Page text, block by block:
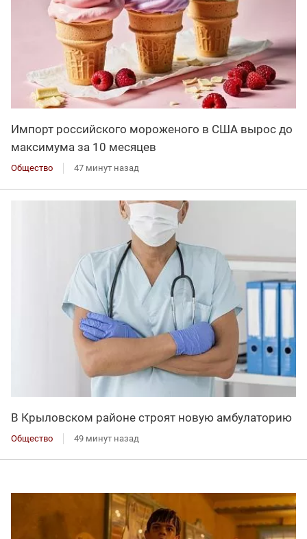
Импорт российского мороженого в США вырос до
максимума за 10 месяцев
Общество 47 минут назад
В Крыловском районе строят новую амбулаторию
Общество 49 минут назад